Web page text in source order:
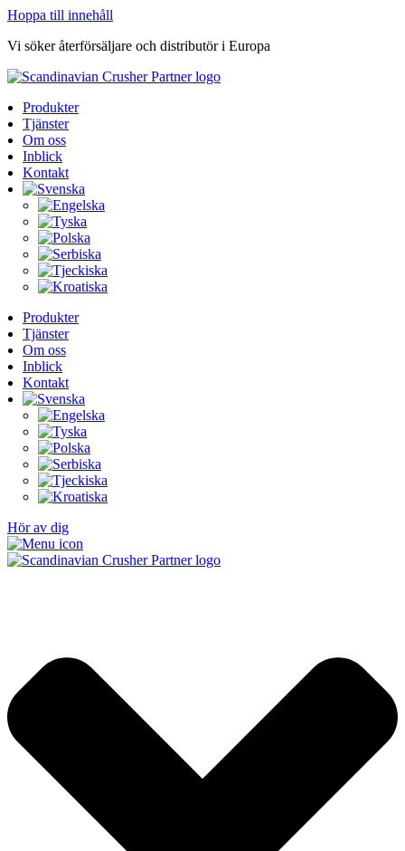
Hoppa till innehåll
Vi söker återförsäljare och distributör i Europa
Produkter
Tjänster
Om oss
Inblick
Kontakt
Produkter
Tjänster
Om oss
Inblick
Kontakt
Hör av dig